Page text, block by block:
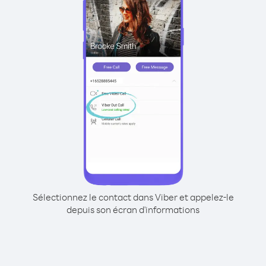
Sélectionnez le contact dans Viber et appelez-le
depuis son écran d'informations